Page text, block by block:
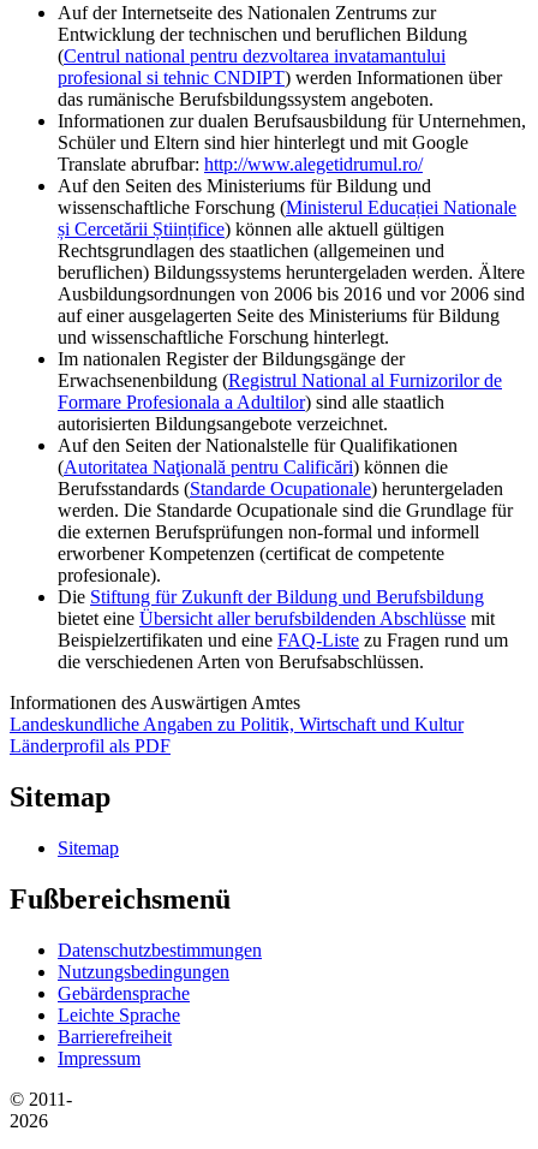
Auf der Internetseite des Nationalen Zentrums zur
Entwicklung der technischen und beruflichen Bildung
(Centrul national pentru dezvoltarea invatamantului
profesional si tehnic CNDIPT) werden Informationen über
das rumänische Berufsbildungssystem angeboten.
Informationen zur dualen Berufsausbildung für Unternehmen,
Schüler und Eltern sind hier hinterlegt und mit Google
Translate abrufbar: http://www.alegetidrumul.ro/
Auf den Seiten des Ministeriums für Bildung und
wissenschaftliche Forschung (Ministerul Educației Nationale
și Cercetării Științifice) können alle aktuell gültigen
Rechtsgrundlagen des staatlichen (allgemeinen und
beruflichen) Bildungssystems heruntergeladen werden. Ältere
Ausbildungsordnungen von 2006 bis 2016 und vor 2006 sind
auf einer ausgelagerten Seite des Ministeriums für Bildung
und wissenschaftliche Forschung hinterlegt.
Im nationalen Register der Bildungsgänge der
Erwachsenenbildung (Registrul National al Furnizorilor de
Formare Profesionala a Adultilor) sind alle staatlich
autorisierten Bildungsangebote verzeichnet.
Auf den Seiten der Nationalstelle für Qualifikationen
(Autoritatea Naţională pentru Calificări) können die
Berufsstandards (Standarde Ocupationale) heruntergeladen
werden. Die Standarde Ocupationale sind die Grundlage für
die externen Berufsprüfungen non-formal und informell
erworbener Kompetenzen (certificat de competente
profesionale).
Die Stiftung für Zukunft der Bildung und Berufsbildung
bietet eine Übersicht aller berufsbildenden Abschlüsse mit
Beispielzertifikaten und eine FAQ-Liste zu Fragen rund um
die verschiedenen Arten von Berufsabschlüssen.
Informationen des Auswärtigen Amtes
Landeskundliche Angaben zu Politik, Wirtschaft und Kultur
Länderprofil als PDF
Sitemap
Sitemap
Fußbereichsmenü
Datenschutzbestimmungen
Nutzungsbedingungen
Gebärdensprache
Leichte Sprache
Barrierefreiheit
Impressum
© 2011-
2026